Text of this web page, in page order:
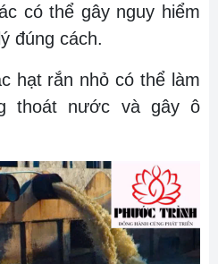
có thể gây nguy hiểm
đúng cách.
hạt rắn nhỏ có thể làm
thoát nước và gây ô